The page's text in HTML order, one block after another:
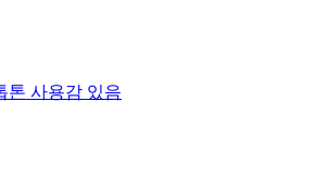
톤 사용감 있음